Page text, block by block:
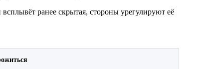
ранее скрытая, стороны урегулируют её